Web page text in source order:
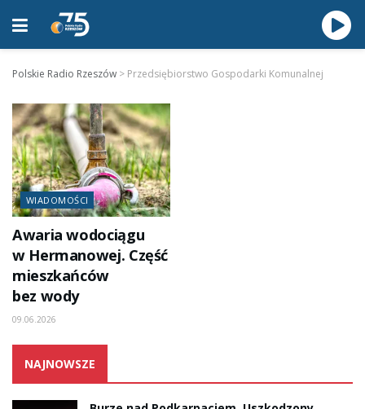
Polskie Radio Rzeszów > Przedsiębiorstwo Gospodarki Komunalnej
WIADOMOŚCI
Awaria wodociągu
w Hermanowej. Część
mieszkańców
bez wody
09.06.2026
NAJNOWSZE